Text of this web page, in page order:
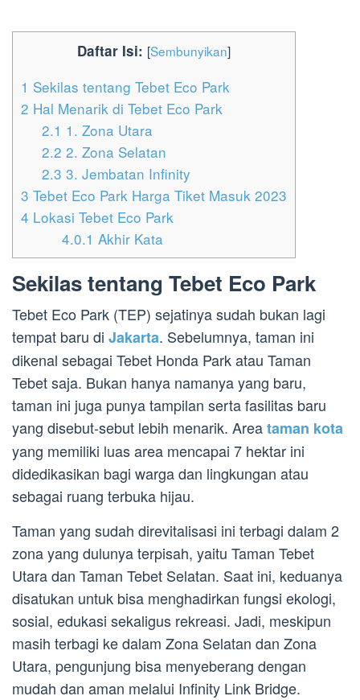
Daftar Isi: [Sembunyikan]
1 Sekilas tentang Tebet Eco Park
2 Hal Menarik di Tebet Eco Park
2.1 1. Zona Utara
2.2 2. Zona Selatan
2.3 3. Jembatan Infinity
3 Tebet Eco Park Harga Tiket Masuk 2023
4 Lokasi Tebet Eco Park
4.0.1 Akhir Kata
Sekilas tentang Tebet Eco Park
Tebet Eco Park (TEP) sejatinya sudah bukan lagi
tempat baru di Jakarta. Sebelumnya, taman ini
dikenal sebagai Tebet Honda Park atau Taman
Tebet saja. Bukan hanya namanya yang baru,
taman ini juga punya tampilan serta fasilitas baru
yang disebut-sebut lebih menarik. Areataman kota
yang memiliki luas area mencapai 7 hektar ini
didedikasikan bagi warga dan lingkungan atau
sebagai ruang terbuka hijau.
Taman yang sudah direvitalisasi ini terbagi dalam 2
zona yang dulunya terpisah, yaitu Taman Tebet
Utara dan Taman Tebet Selatan. Saat ini, keduanya
disatukan untuk bisa menghadirkan fungsi ekologi,
sosial, edukasi sekaligus rekreasi. Jadi, meskipun
masih terbagi ke dalam Zona Selatan dan Zona
Utara, pengunjung bisa menyeberang dengan
mudah dan aman melalui Infinity Link Bridge.